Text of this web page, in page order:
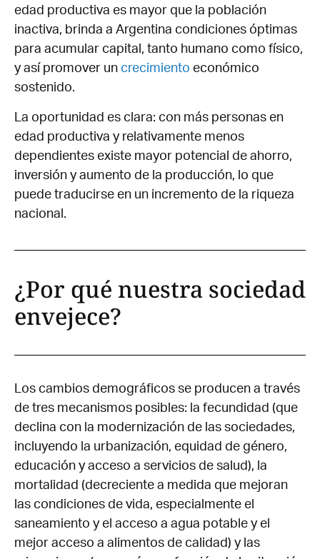
edad productiva es mayor que la población
inactiva, brinda a Argentina condiciones óptimas
para acumular capital, tanto humano como físico,
y así promover un crecimiento económico
sostenido.
La oportunidad es clara: con más personas en
edad productiva y relativamente menos
dependientes existe mayor potencial de ahorro,
inversión y aumento de la producción, lo que
puede traducirse en un incremento de la riqueza
nacional.
¿Por qué nuestra sociedad
envejece?
Los cambios demográficos se producen a través
de tres mecanismos posibles: la fecundidad (que
declina con la modernización de las sociedades,
incluyendo la urbanización, equidad de género,
educación y acceso a servicios de salud), la
mortalidad (decreciente a medida que mejoran
las condiciones de vida, especialmente el
saneamiento y el acceso a agua potable y el
mejor acceso a alimentos de calidad) y las